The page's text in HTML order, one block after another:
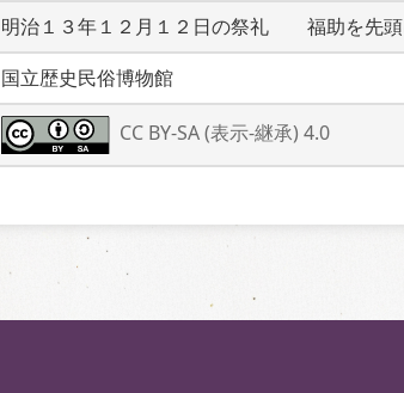
明治１３年１２月１２日の祭礼　　福助を先
国立歴史民俗博物館
CC BY-SA (表示-継承) 4.0